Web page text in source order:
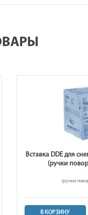
Вставка DDE для
(ручки
(ручки
В КОРЗИНУ